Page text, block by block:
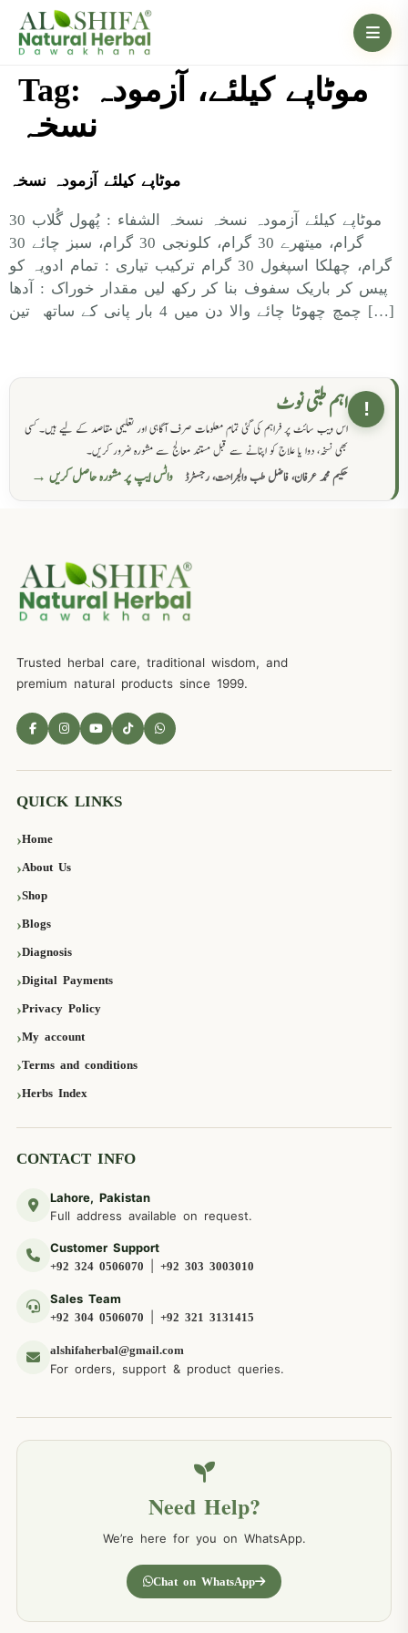
Tag:
موٹاپے کیلئے، آزمودہ
نسخہ
موٹاپے کیلئے آزمودہ نسخہ
موٹاپے کیلئے آزمودہ نسخہ نسخہ الشفاء : پُھول گُلاب 30
گرام، میتھرے 30 گرام، کلونجی 30 گرام، سبز چائے 30
گرام، چھلکا اسپغول 30 گرام ترکیب تیاری : تمام ادویہ کو
پیس کر باریک سفوف بنا کر رکھ لیں مقدار خوراک : آدھا
چمچ چھوٹا چائے والا دن میں 4 بار پانی کے ساتھ تین […]
! اہم طبی نوٹ
اس ویب سائٹ پر فراہم کی گئی تمام معلومات صرف آگاہی اور تعلیمی مقاصد کے لیے ہیں۔ کسی
بھی نسخہ، دوا یا علاج کو اپنانے سے قبل مستند معالج سے مشورہ ضرور کریں۔
حکیم محمد عرفان، فاضل طب والجراحت، رجسٹرڈ
واٹس ایپ پر مشورہ حاصل کریں →
Trusted herbal care, traditional wisdom, and
premium natural products since 1999.
QUICK LINKS
Home
About Us
Shop
Blogs
Diagnosis
Digital Payments
Privacy Policy
My account
Terms and conditions
Herbs Index
CONTACT INFO
Lahore, Pakistan
Full address available on request.
Customer Support
+92 324 0506070 +92 303 3003010
Sales Team
+92 304 0506070 +92 321 3131415
alshifaherbal@gmail.com
For orders, support & product queries.
Need Help?
We’re here for you on WhatsApp.
Chat on WhatsApp